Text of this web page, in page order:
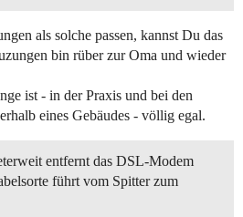
als solche passen, kannst Du das
bin rüber zur Oma und wieder
ist - in der Praxis und bei den
eines Gebäudes - völlig egal.
entfernt das DSL-Modem
führt vom Spitter zum